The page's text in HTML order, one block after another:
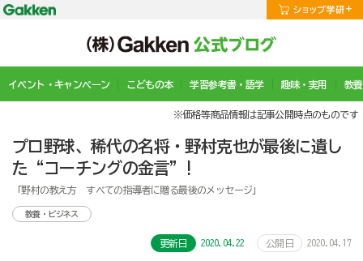
イベント・キャンペーン こどもの本 学習参考書・語学 趣味・実用 教
※価格等商品情報は記事公開時点のものです
プロ野球、稀代の名将・野村克也が最後に遺し
た“コーチングの金言”!
「野村の教え方 すべての指導者に贈る最後のメッセージ」
教養・ビジネス
更新日 2020.04.22 公開日 2020.04.17